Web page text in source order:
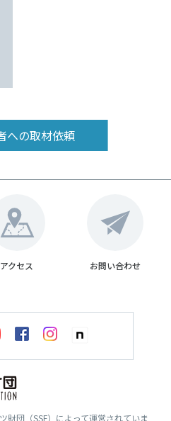
への取材依頼
アクセス お問い合わせ
財団（SSF）によって運営されていま